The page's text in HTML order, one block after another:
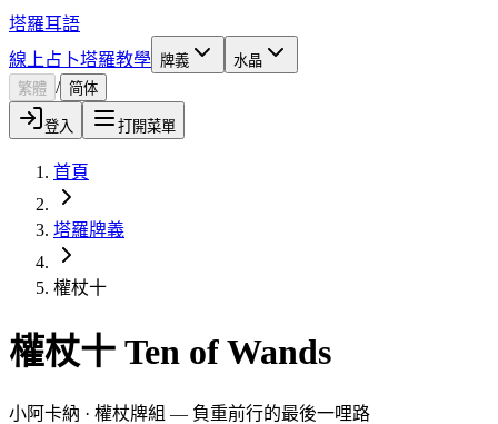
塔羅耳語
線上占卜塔羅教學 牌義
水晶
繁體 / 简体
登入 打開菜單
首頁
塔羅牌義
權杖十
權杖十 Ten of Wands
小阿卡納 · 權杖牌組 — 負重前行的最後一哩路